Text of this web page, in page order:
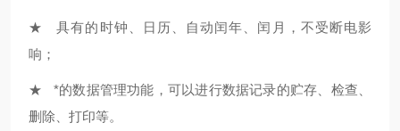
★ 具有的时钟、日历、自动闰年、闰月，不受断电影
响；
★ *的数据管理功能，可以进行数据记录的贮存、检查、
删除、打印等。